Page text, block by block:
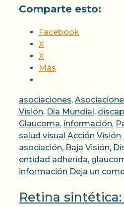
Comparte esto:
Facebook
X
X
Más
Categorías
asociaciones,
Visión, Día Mundial,
Glaucoma, información,
salud visual Etiquetas
Acción Visión
asociación, Baja Visión,
entidad adherida,
información Deja un
Retina